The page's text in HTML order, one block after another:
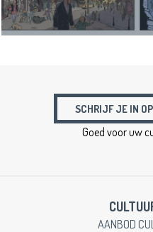
SCHRIJF JE IN
Goed voor uw
AANBOD